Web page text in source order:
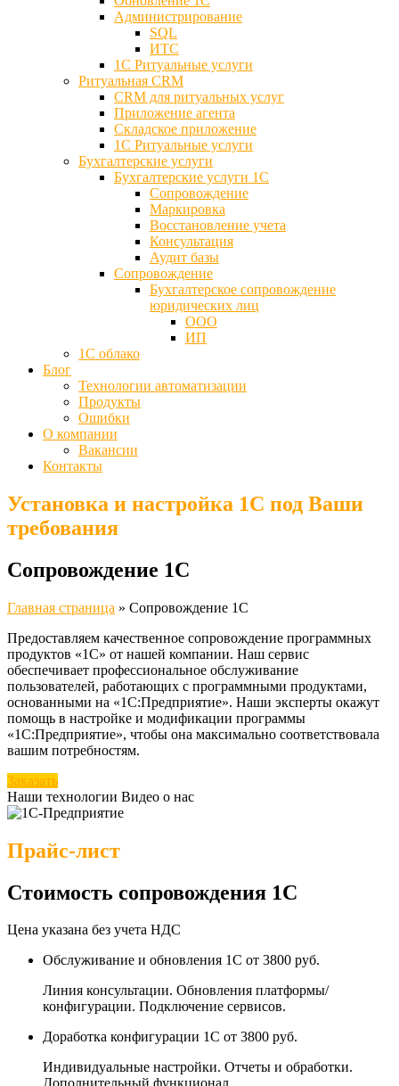
Администрирование
SQL
ИТС
1С Ритуальные услуги
Ритуальная CRM
CRM для ритуальных услуг
Приложение агента
Складское приложение
1С Ритуальные услуги
Бухгалтерские услуги
Бухгалтерские услуги 1С
Сопровождение
Маркировка
Восстановление учета
Консультация
Аудит базы
Cопровождение
Бухгалтерское сопровождение
юридических лиц
ООО
ИП
1С облако
Блог
Технологии автоматизации
Продукты
Ошибки
О компании
Вакансии
Контакты
Установка и настройка 1С под Ваши
требования
Сопровождение 1С
Главная страница » Cопровождение 1С
Предоставляем качественное сопровождение программных
продуктов «1С» от нашей компании. Наш сервис
обеспечивает профессиональное обслуживание
пользователей, работающих с программными продуктами,
основанными на «1С:Предприятие». Наши эксперты окажут
помощь в настройке и модификации программы
«1С:Предприятие», чтобы она максимально соответствовала
вашим потребностям.
Заказать
Наши технологии Видео о нас
Прайс-лист
Стоимость сопровождения 1С
Цена указана без учета НДС
Обслуживание и обновления 1С от 3800 руб.
Линия консультации. Обновления платформы/
конфигурации. Подключение сервисов.
Доработка конфигурации 1С от 3800 руб.
Индивидуальные настройки. Отчеты и обработки.